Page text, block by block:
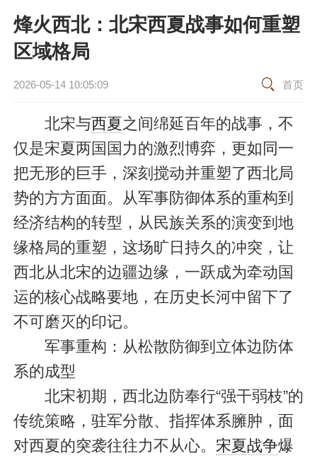
烽火西北：北宋西夏战事如何重塑
区域格局
2026-05-14 10:05:09 首页
北宋与西夏之间绵延百年的战事，不
仅是宋夏两国国力的激烈博弈，更如同一
把无形的巨手，深刻搅动并重塑了西北局
势的方方面面。从军事防御体系的重构到
经济结构的转型，从民族关系的演变到地
缘格局的重塑，这场旷日持久的冲突，让
西北从北宋的边疆边缘，一跃成为牵动国
运的核心战略要地，在历史长河中留下了
不可磨灭的印记。
军事重构：从松散防御到立体边防体
系的成型
北宋初期，西北边防奉行“强干弱枝”的
传统策略，驻军分散、指挥体系臃肿，面
对西夏的突袭往往力不从心。 宋夏战争爆